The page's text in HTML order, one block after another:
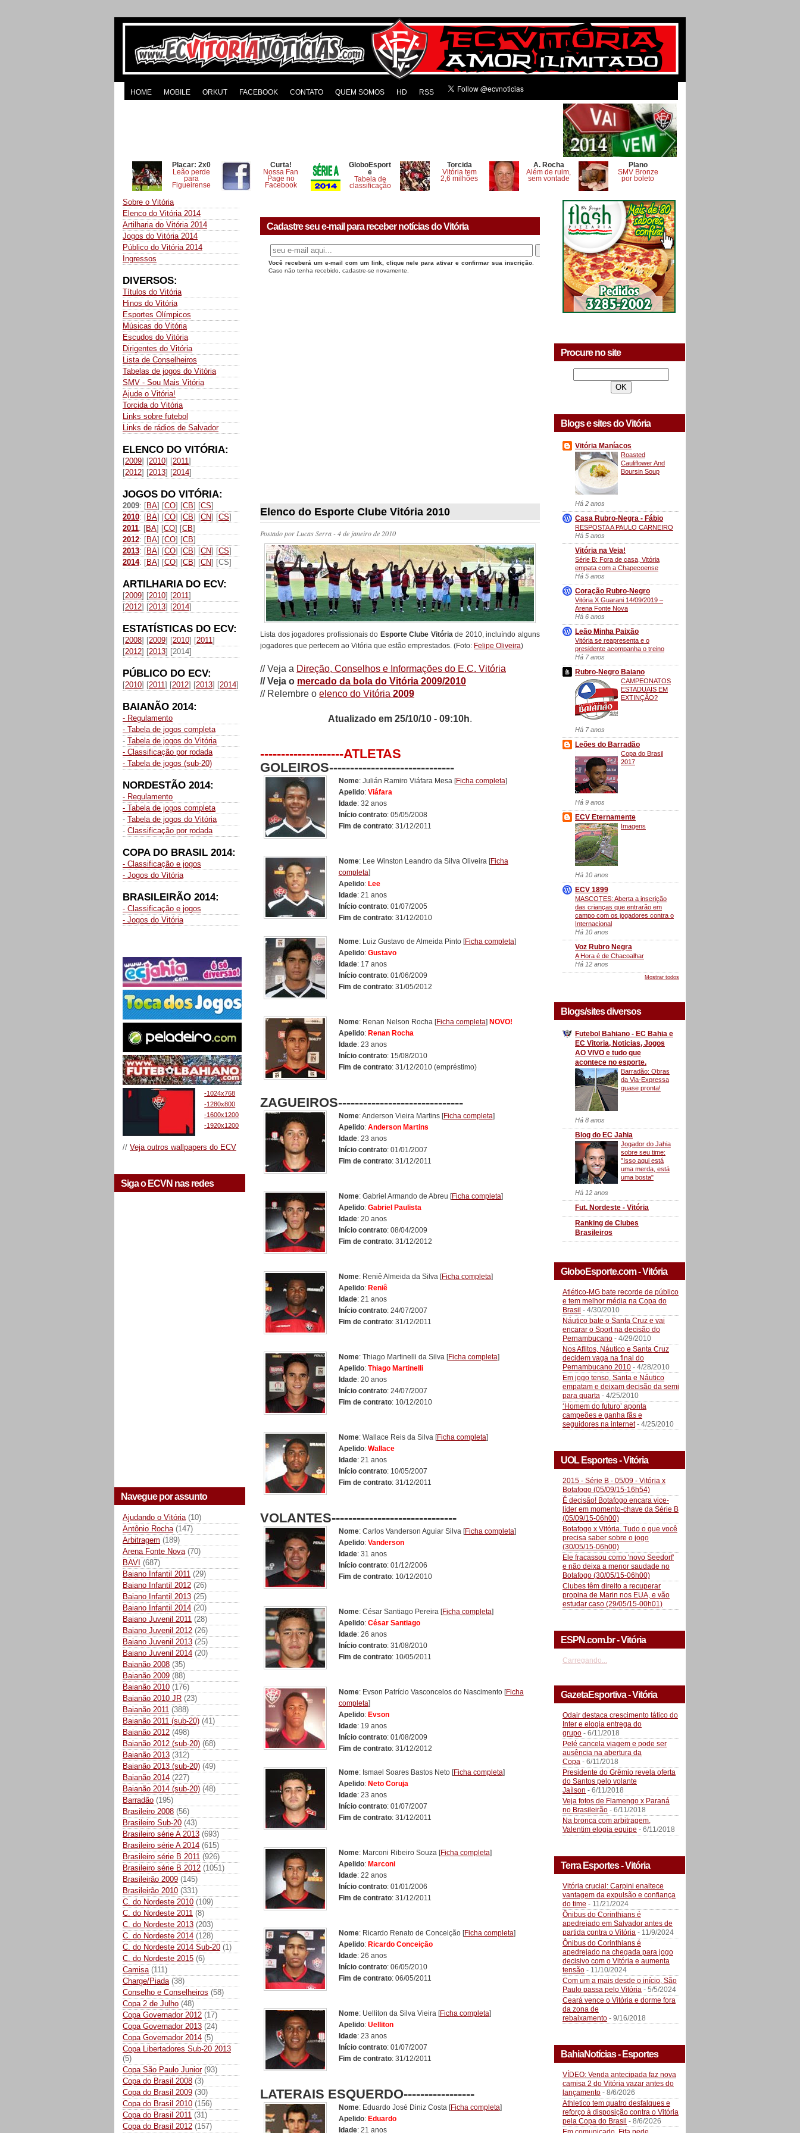
HOME MOBILE ORKUT FACEBOOK CONTATO QUEM SOMOS HD RSS
Placar: 2x0
Leão perde
para
Figueirense
Curta!
Nossa Fan
Page no
Facebook
GloboEsport
e
Tabela de
classificação
Torcida
Vitória tem
2,6 milhões
A. Rocha
Além de ruim,
sem vontade
Plano
SMV Bronze
por boleto
Sobre o Vitória
Elenco do Vitória 2014
Artilharia do Vitória 2014
Jogos do Vitória 2014
Público do Vitória 2014
Ingressos
DIVERSOS:
Títulos do Vitória
Hinos do Vitória
Esportes Olímpicos
Músicas do Vitória
Escudos do Vitória
Dirigentes do Vitória
Lista de Conselheiros
Tabelas de jogos do Vitória
SMV - Sou Mais Vitória
Ajude o Vitória!
Torcida do Vitória
Links sobre futebol
Links de rádios de Salvador
ELENCO DO VITÓRIA:
[2009] [2010] [2011]
[2012] [2013] [2014]
JOGOS DO VITÓRIA:
2009: [BA] [CO] [CB] [CS]
2010: [BA] [CO] [CB] [CN] [CS]
2011: [BA] [CO] [CB]
2012: [BA] [CO] [CB]
2013: [BA] [CO] [CB] [CN] [CS]
2014: [BA] [CO] [CB] [CN] [CS]
ARTILHARIA DO ECV:
[2009] [2010] [2011]
[2012] [2013] [2014]
ESTATÍSTICAS DO ECV:
[2008] [2009] [2010] [2011]
[2012] [2013] [2014]
PÚBLICO DO ECV:
[2010] [2011] [2012] [2013] [2014]
BAIANÃO 2014:
- Regulamento
- Tabela de jogos completa
- Tabela de jogos do Vitória
- Classificação por rodada
- Tabela de jogos (sub-20)
NORDESTÃO 2014:
- Regulamento
- Tabela de jogos completa
- Tabela de jogos do Vitória
- Classificação por rodada
COPA DO BRASIL 2014:
- Classificação e jogos
- Jogos do Vitória
BRASILEIRÃO 2014:
- Classificação e jogos
- Jogos do Vitória
-1024x768
-1280x800
-1600x1200
-1920x1200
// Veja outros wallpapers do ECV
Siga o ECVN nas redes
Navegue por assunto
Ajudando o Vitória (10)
Antônio Rocha (147)
Arbitragem (189)
Arena Fonte Nova (70)
BAVI (687)
Baiano Infantil 2011 (29)
Baiano Infantil 2012 (26)
Baiano Infantil 2013 (25)
Baiano Infantil 2014 (20)
Baiano Juvenil 2011 (28)
Baiano Juvenil 2012 (26)
Baiano Juvenil 2013 (25)
Baiano Juvenil 2014 (20)
Baianão 2008 (35)
Baianão 2009 (88)
Baianão 2010 (176)
Baianão 2010 JR (23)
Baianão 2011 (388)
Baianão 2011 (sub-20) (41)
Baianão 2012 (498)
Baianão 2012 (sub-20) (68)
Baianão 2013 (312)
Baianão 2013 (sub-20) (49)
Baianão 2014 (227)
Baianão 2014 (sub-20) (48)
Barradão (195)
Brasileiro 2008 (56)
Brasileiro Sub-20 (43)
Brasileiro série A 2013 (693)
Brasileiro série A 2014 (615)
Brasileiro série B 2011 (926)
Brasileiro série B 2012 (1051)
Brasileirão 2009 (145)
Brasileirão 2010 (331)
C. do Nordeste 2010 (109)
C. do Nordeste 2011 (8)
C. do Nordeste 2013 (203)
C. do Nordeste 2014 (128)
C. do Nordeste 2014 Sub-20 (1)
C. do Nordeste 2015 (6)
Camisa (111)
Charge/Piada (38)
Conselho e Conselheiros (58)
Copa 2 de Julho (48)
Copa Governador 2012 (17)
Copa Governador 2013 (24)
Copa Governador 2014 (5)
Copa Libertadores Sub-20 2013
(5)
Copa São Paulo Junior (93)
Copa do Brasil 2008 (3)
Copa do Brasil 2009 (30)
Copa do Brasil 2010 (156)
Copa do Brasil 2011 (31)
Copa do Brasil 2012 (157)
Cadastre seu e-mail para receber notícias do Vitória
Você receberá um e-mail com um link, clique nele para ativar e confirmar sua inscrição
Caso não tenha recebido, cadastre-se novamente.
Elenco do Esporte Clube Vitória 2010
Postado porLucas Serra- 4 de janeiro de 2010
Lista dos jogadores profissionais do Esporte Clube Vitóriade 2010, incluíndo alguns
jogadores que pertecem ao Vitória que estão emprestados. (Foto: Felipe Oliveira)
// Veja a Direção, Conselhos e Informações do E.C. Vitória
// Veja o mercado da bola do Vitória 2009/2010
// Relembre o elenco do Vitória 2009
Atualizado em 25/10/10 - 09:10h.
--------------------ATLETAS
GOLEIROS------------------------------
Nome: Julián Ramiro Viáfara Mesa [Ficha completa]
Apelido: Viáfara
Idade: 32 anos
Início contrato: 05/05/2008
Fim de contrato: 31/12/2011
Nome: Lee Winston Leandro da Silva Oliveira [Ficha
completa]
Apelido: Lee
Idade: 21 anos
Início contrato: 01/07/2005
Fim de contrato: 31/12/2010
Nome: Luiz Gustavo de Almeida Pinto [Ficha completa]
Apelido: Gustavo
Idade: 17 anos
Início contrato: 01/06/2009
Fim de contrato: 31/05/2012
Nome: Renan Nelson Rocha[Ficha completa] NOVO!
Apelido: Renan Rocha
Idade: 23 anos
Início contrato: 15/08/2010
Fim de contrato: 31/12/2010 (empréstimo)
ZAGUEIROS------------------------------
Nome: Anderson Vieira Martins [Ficha completa]
Apelido: Anderson Martins
Idade: 23 anos
Início contrato: 01/01/2007
Fim de contrato: 31/12/2011
Nome: Gabriel Armando de Abreu [Ficha completa]
Apelido: Gabriel Paulista
Idade: 20 anos
Início contrato: 08/04/2009
Fim de contrato: 31/12/2012
Nome: Reniê Almeida da Silva [Ficha completa]
Apelido: Reniê
Idade: 21 anos
Início contrato: 24/07/2007
Fim de contrato: 31/12/2011
Nome: Thiago Martinelli da Silva [Ficha completa]
Apelido: Thiago Martinelli
Idade: 20 anos
Início contrato: 24/07/2007
Fim de contrato: 10/12/2010
Nome: Wallace Reis da Silva [Ficha completa]
Apelido: Wallace
Idade: 21 anos
Início contrato: 10/05/2007
Fim de contrato: 31/12/2011
VOLANTES------------------------------
Nome: Carlos Vanderson Aguiar Silva [Ficha completa]
Apelido: Vanderson
Idade: 31 anos
Início contrato: 01/12/2006
Fim de contrato: 10/12/2010
Nome: César Santiago Pereira [Ficha completa]
Apelido: César Santiago
Idade: 26 anos
Início contrato: 31/08/2010
Fim de contrato: 10/05/2011
Nome: Evson Patrício Vasconcelos do Nascimento [Ficha
completa]
Apelido: Evson
Idade: 19 anos
Início contrato: 01/08/2009
Fim de contrato: 31/12/2012
Nome: Ismael Soares Bastos Neto [Ficha completa]
Apelido: Neto Coruja
Idade: 23 anos
Início contrato: 01/07/2007
Fim de contrato: 31/12/2011
Nome: Marconi Ribeiro Souza [Ficha completa]
Apelido: Marconi
Idade: 22 anos
Início contrato: 01/01/2006
Fim de contrato: 31/12/2011
Nome: Ricardo Renato de Conceição [Ficha completa]
Apelido: Ricardo Conceição
Idade: 26 anos
Início contrato: 06/05/2010
Fim de contrato: 06/05/2011
Nome: Uelliton da Silva Vieira [Ficha completa]
Apelido: Uelliton
Idade: 23 anos
Início contrato: 01/07/2007
Fim de contrato: 31/12/2011
LATERAIS ESQUERDO-----------------
Nome: Eduardo José Diniz Costa [Ficha completa]
Apelido: Eduardo
Idade: 21 anos
Procure no site
Blogs e sites do Vitória
Vitória Maníacos
Roasted
Cauliflower And
Boursin Soup
Há 2 anos
Casa Rubro-Negra - Fábio
RESPOSTA A PAULO CARNEIRO
Há 5 anos
Vitória na Veia!
Série B: Fora de casa, Vitória
empata com a Chapecoense
Há 5 anos
Coração Rubro-Negro
Vitória X Guarani 14/09/2019 –
Arena Fonte Nova
Há 6 anos
Leão Minha Paixão
Vitória se reapresenta e o
presidente acompanha o treino
Há 7 anos
Rubro-Negro Baiano
CAMPEONATOS
ESTADUAIS EM
EXTINÇÃO?
Há 7 anos
Leões do Barradão
Copa do Brasil
2017
Há 9 anos
ECV Eternamente
Imagens
Há 10 anos
ECV 1899
MASCOTES: Aberta a inscrição
das crianças que entrarão em
campo com os jogadores contra o
Internacional
Há 10 anos
Voz Rubro Negra
A Hora é de Chacoalhar
Há 12 anos
Mostrar todos
Blogs/sites diversos
Futebol Bahiano - EC Bahia e
EC Vitoria, Noticias, Jogos
AO VIVO e tudo que
acontece no esporte.
Barradão: Obras
da Via-Expressa
quase pronta!
Há 8 anos
Blog do EC Jahia
Jogador do Jahia
sobre seu time:
"Isso aqui está
uma merda, está
uma bosta"
Há 12 anos
Fut. Nordeste - Vitória
Ranking de Clubes
Brasileiros
GloboEsporte.com - Vitória
Atlético-MG bate recorde de público
e tem melhor média na Copa do
Brasil - 4/30/2010
Náutico bate o Santa Cruz e vai
encarar o Sport na decisão do
Pernambucano - 4/29/2010
Nos Aflitos, Náutico e Santa Cruz
decidem vaga na final do
Pernambucano 2010 - 4/28/2010
Em jogo tenso, Santa e Náutico
empatam e deixam decisão da semi
para quarta - 4/25/2010
‘Homem do futuro’ aponta
campeões e ganha fãs e
seguidores na internet- 4/25/2010
UOL Esportes - Vitória
2015 - Série B - 05/09 - Vitória x
Botafogo (05/09/15-16h54)
É decisão! Botafogo encara vice-
líder em momento-chave da Série B
(05/09/15-06h00)
Botafogo x Vitória. Tudo o que você
precisa saber sobre o jogo
(30/05/15-06h00)
Ele fracassou como 'novo Seedorf'
e não deixa a menor saudade no
Botafogo (30/05/15-06h00)
Clubes têm direito a recuperar
propina de Marin nos EUA, e vão
estudar caso (29/05/15-00h01)
ESPN.com.br - Vitória
Carregando...
GazetaEsportiva - Vitória
Odair destaca crescimento tático do
Inter e elogia entrega do
grupo - 6/11/2018
Pelé cancela viagem e pode ser
ausência na abertura da
Copa - 6/11/2018
Presidente do Grêmio revela oferta
do Santos pelo volante
Jaílson - 6/11/2018
Veja fotos de Flamengo x Paraná
no Brasileirão - 6/11/2018
Na bronca com arbitragem,
Valentim elogia equipe - 6/11/2018
Terra Esportes - Vitória
Vitória crucial: Carpini enaltece
vantagem da expulsão e confiança
do time - 11/21/2024
Ônibus do Corinthians é
apedrejado em Salvador antes de
partida contra o Vitória - 11/9/2024
Ônibus do Corinthians é
apedrejado na chegada para jogo
decisivo com o Vitória e aumenta
tensão - 11/10/2024
Com um a mais desde o início, São
Paulo passa pelo Vitória - 5/5/2024
Ceará vence o Vitória e dorme fora
da zona de
rebaixamento - 9/16/2018
BahiaNotícias - Esportes
VÍDEO: Venda antecipada faz nova
camisa 2 do Vitória vazar antes do
lançamento - 8/6/2026
Athletico tem quatro desfalques e
reforço à disposição contra o Vitória
pela Copa do Brasil - 8/6/2026